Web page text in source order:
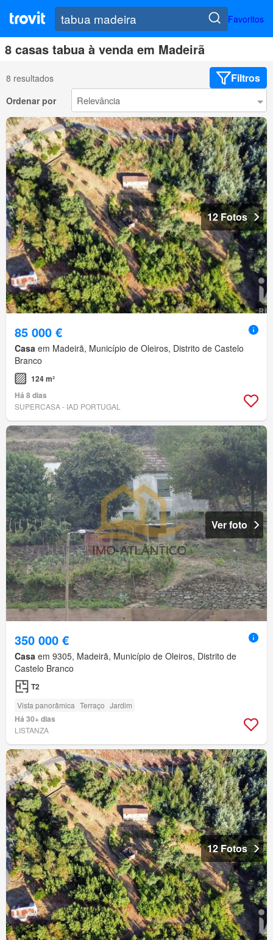
Favoritos
8 casas tabua à venda em Madeirã
8 resultados Filtros
Ordenar por
12 Fotos
85 000 €
Casa em Madeirã, Município de Oleiros, Distrito de Castelo
Branco
124 m²
Há 8 dias
SUPERCASA - IAD PORTUGAL
Ver foto
350 000 €
Casa em 9305, Madeirã, Município de Oleiros, Distrito de
Castelo Branco
T2
Vista panorâmica Terraço Jardim
Há 30+ dias
LISTANZA
12 Fotos